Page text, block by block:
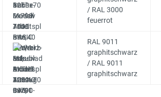
/ RAL 3000
feuerrot
RAL 9011
graphitschwarz
/ RAL 9011
graphitschwarz